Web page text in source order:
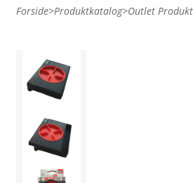
Forside>Produktkatalog>Outlet